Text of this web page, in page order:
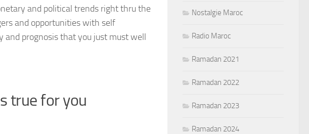
and political trends right thru the
and opportunities with self
prognosis that you just must well
true for you
Nostalgie Maroc
Radio Maroc
Ramadan 2021
Ramadan 2022
Ramadan 2023
Ramadan 2024